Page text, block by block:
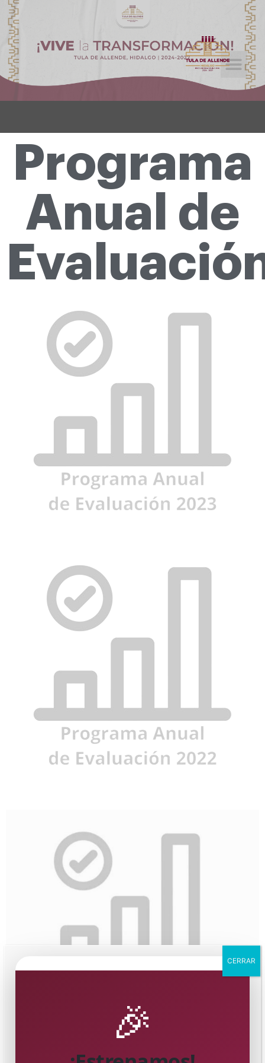
Programa
Anual de
🎉
CERRAR